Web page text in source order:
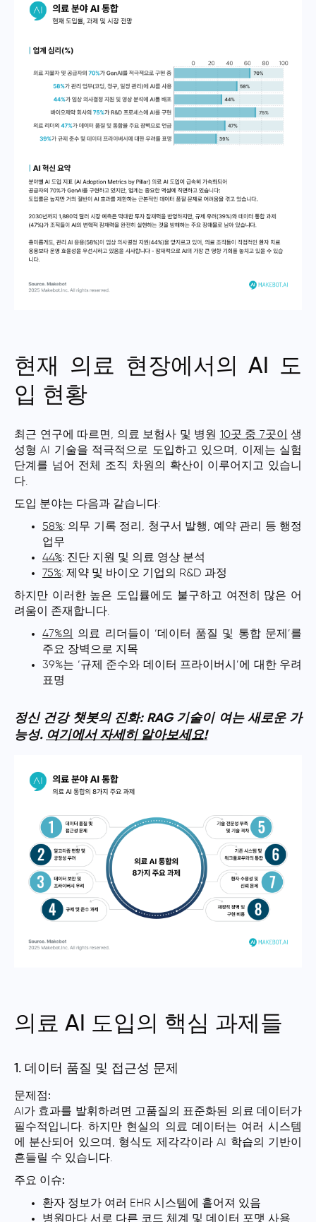
현재 의료 현장에서의 AI 도
입 현황
최근 연구에 따르면, 의료 보험사 및 병원 10곳 중 7곳이
생
성형 AI 기술을 적극적으로 도입하고 있으며, 이제는 실험
단계를 넘어 전체 조직 차원의 확산이 이루어지고 있습니
다.
도입 분야는 다음과 같습니다:
58%: 의무 기록 정리, 청구서 발행, 예약 관리 등 행정
업무
44%: 진단 지원 및 의료 영상 분석
75%: 제약 및 바이오 기업의 R&D 과정
하지만 이러한 높은 도입률에도 불구하고 여전히 많은 어
려움이 존재합니다.
47%의
의료 리더들이 ‘데이터 품질 및 통합 문제’를
주요 장벽으로 지목
39%는 ‘규제 준수와 데이터 프라이버시’에 대한 우려
표명
정신 건강 챗봇의 진화: RAG 기술이 여는 새로운 가
능성. 여기에서 자세히 알아보세요!
의료 AI 도입의 핵심 과제들
1. 데이터 품질 및 접근성 문제
문제점:
AI가 효과를 발휘하려면 고품질의 표준화된 의료 데이터가
필수적입니다. 하지만 현실의 의료 데이터는 여러 시스템
에 분산되어 있으며, 형식도 제각각이라 AI 학습의 기반이
흔들릴 수 있습니다.
주요 이슈:
환자 정보가 여러 EHR 시스템에 흩어져 있음
병원마다 서로 다른 코드 체계 및 데이터 포맷 사용